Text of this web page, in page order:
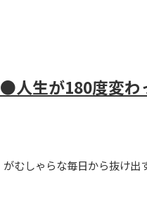
●人生が180度変わ
がむしゃらな毎日から抜け出